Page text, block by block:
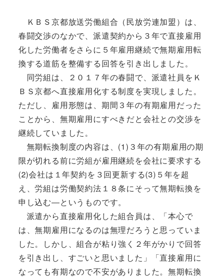
ＫＢＳ京都放送労働組合（民放労連加盟）は、
春闘交渉のなかで、派遣契約から３年で直接雇用
化した労働者をさらに５年雇用継続で無期雇用転
換する道筋を整備する回答を引き出しました。
同労組は、２０１７年の春闘で、派遣社員をＫ
ＢＳ京都へ直接雇用化する制度を実現しました。
ただし、雇用形態は、期間３年の有期雇用だった
ことから、無期雇用にすべきだと会社との交渉を
継続していました。
無期転換制度の内容は、(1)３年の有期雇用の期
限が切れる前に労組が雇用継続を会社に要求する
(2)会社は１年契約を３回更新する(3)５年を超
え、労組は労働契約法１８条にそって無期転換を
申し込む―というものです。
派遣から直接雇用化した組合員は、「本心で
は、無期雇用になるのは無理だろうと思っていま
した。しかし、組合が粘り強く２年がかりで回答
を引き出し、すごいと思いました」「直接雇用に
なっても有期なので不安がありました。無期転換